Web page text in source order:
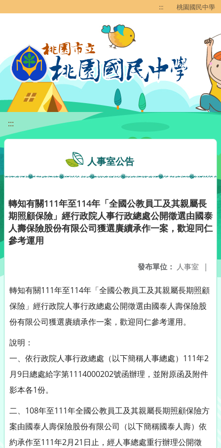
::: 桃園國民中學
:::
人事室公告
轉知有關111年至114年「全國公教員工及其親屬長
期照顧保險」經行政院人事行政總處公開徵選由國泰
人壽保險股份有限公司獲選賡續承作一案，歡迎同仁
參考運用
發布單位： 人事室 |
轉知有關111年至114年「全國公教員工及其親屬長期照顧
保險」經行政院人事行政總處公開徵選由國泰人壽保險股
份有限公司獲選賡續承作一案，歡迎同仁參考運用。
說明：
一、依行政院人事行政總處（以下簡稱人事總處）111年2
月9日總處給字第1114000202號函辦理，並附原函及附件
影本各1份。
二、108年至111年全國公教員工及其親屬長期照顧保險方
案由國泰人壽保險股份有限公司（以下簡稱國泰人壽）依
約承作至111年2月21日止，經人事總處重行辦理公開徵